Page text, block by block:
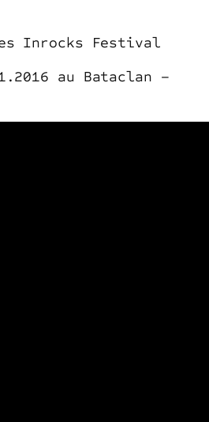
Inrocks Festival
au Bataclan –